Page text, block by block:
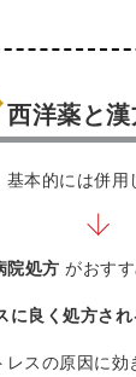
西洋薬と漢
本的には併用
院処方 がおすす
に良く処方され
スの原因に効